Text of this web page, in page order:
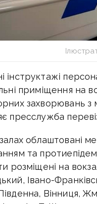
інструктажі
приміщення на
захворювань з
пресслужба
облаштовані
та
розміщені на
Івано-
Вінниця,